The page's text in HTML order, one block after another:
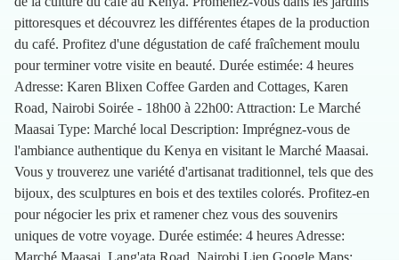
pittoresques et découvrez les différentes étapes de la production
du café. Profitez d'une dégustation de café fraîchement moulu
pour terminer votre visite en beauté. Durée estimée: 4 heures
Adresse: Karen Blixen Coffee Garden and Cottages, Karen
Road, Nairobi Soirée - 18h00 à 22h00: Attraction: Le Marché
Maasai Type: Marché local Description: Imprégnez-vous de
l'ambiance authentique du Kenya en visitant le Marché Maasai.
Vous y trouverez une variété d'artisanat traditionnel, tels que des
bijoux, des sculptures en bois et des textiles colorés. Profitez-en
pour négocier les prix et ramener chez vous des souvenirs
uniques de votre voyage. Durée estimée: 4 heures Adresse:
Marché Maasai, Lang'ata Road, Nairobi Lien Google Maps: